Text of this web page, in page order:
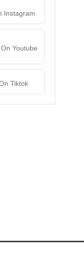
Instagram
Youtube
Tiktok